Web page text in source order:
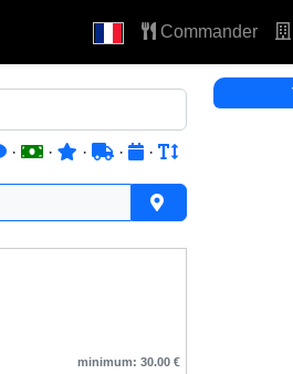
Commander
· · · · ·
minimum: 30.00 €